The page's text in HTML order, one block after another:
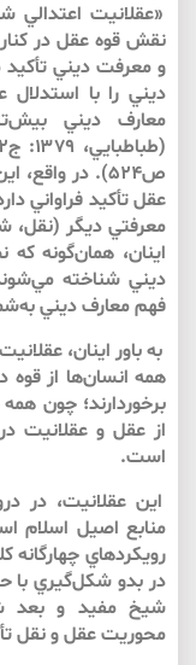
«عقلانيت
نقش قوه عقل در
و معرفت ديني
ديني را با استدلال
معارف ديني
ص۵۲۴). در
عقل تأكيد فراواني
معرفتي ديگر (نقل،
اينان، همان‌گونه
ديني شناخته
فهم معارف ديني
به باور اينان،
همه انسان‌ها از
برخوردارند؛ چون
از عقل و عقلانيت
است.
اين عقلانيت، در
منابع اصيل اسلام
رويكردهاي
در بدو شكل‌‌گيري با
شيخ مفيد و بعد
محوريت عقل و نقل